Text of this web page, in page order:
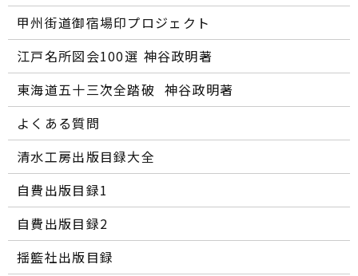
甲州街道御宿場印プロジェクト
江戸名所図会100選―― 神谷政明著
東海道五十三次全踏破 ―― 神谷政明著
よくある質問
清水工房出版目録大全
自費出版目録1
自費出版目録2
揺籃社出版目録